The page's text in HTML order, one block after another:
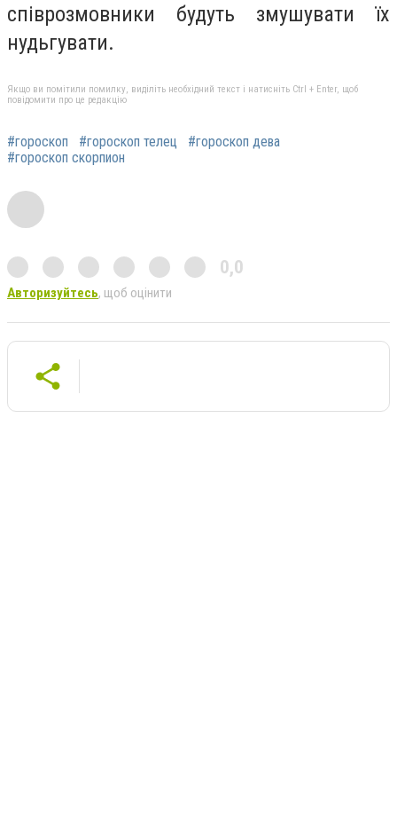
співрозмовники будуть змушувати їх
нудьгувати.
Якщо ви помітили помилку, виділіть необхідний текст і натисніть Ctrl + Enter, щоб
повідомити про це редакцію
#гороскоп #гороскоп телец
#гороскоп дева
#гороскоп скорпион
0,0
Авторизуйтесь, щоб оцінити